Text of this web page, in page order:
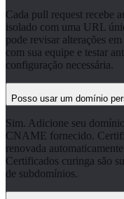
Cada pull request recebe
isolado com uma URL
pode revisar alterações
com sua equipe e testar
configuração necessária.
Posso usar um domínio
Sim. Adicione seu
CNAME fornecido.
renovada
Certificados curinga são
de subdomínios.